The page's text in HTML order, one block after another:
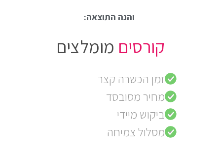
והנה התוצאה:
קורסים מומלצים
זמן הכשרה קצר
מחיר מסובסד
ביקוש מיידי
מסלול צמיחה